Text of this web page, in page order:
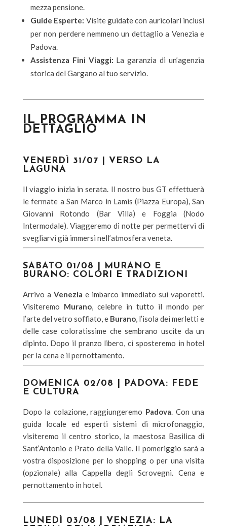
mezza pensione.
Guide Esperte: Visite guidate con auricolari inclusi
per non perdere nemmeno un dettaglio a Venezia e
Padova.
Assistenza Fini Viaggi: La garanzia di un’agenzia
storica del Gargano al tuo servizio.
IL PROGRAMMA IN
DETTAGLIO
VENERDÌ 31/07 | VERSO LA
LAGUNA
Il viaggio inizia in serata. Il nostro bus GT effettuerà
le fermate a San Marco in Lamis (Piazza Europa), San
Giovanni Rotondo (Bar Villa) e Foggia (Nodo
Intermodale). Viaggeremo di notte per permettervi di
svegliarvi già immersi nell’atmosfera veneta.
SABATO 01/08 | MURANO E
BURANO: COLORI E TRADIZIONI
Arrivo a Venezia e imbarco immediato sui vaporetti.
Visiteremo Murano, celebre in tutto il mondo per
l’arte del vetro soffiato, e Burano , l’isola dei merletti e
delle case coloratissime che sembrano uscite da un
dipinto. Dopo il pranzo libero, ci sposteremo in hotel
per la cena e il pernottamento.
DOMENICA 02/08 | PADOVA: FEDE
E CULTURA
Dopo la colazione, raggiungeremo Padova . Con una
guida locale ed esperti sistemi di microfonaggio,
visiteremo il centro storico, la maestosa Basilica di
Sant’Antonio e Prato della Valle. Il pomeriggio sarà a
vostra disposizione per lo shopping o per una visita
(opzionale) alla Cappella degli Scrovegni. Cena e
pernottamento in hotel.
LUNEDÌ 03/08 | VENEZIA: LA